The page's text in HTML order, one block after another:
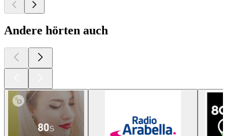
Andere hörten auch